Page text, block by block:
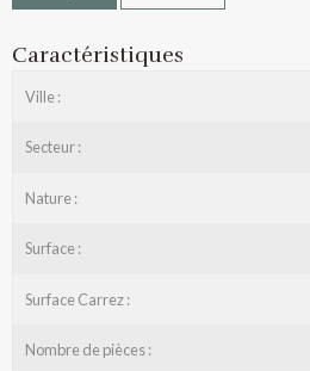
Caractéristiques
Ville :
Secteur :
Nature :
Surface :
Surface Carrez :
Nombre de pièces :